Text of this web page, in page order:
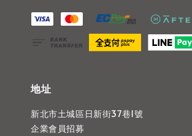
地址
新北市土城區日新街37巷1號
企業會員招募